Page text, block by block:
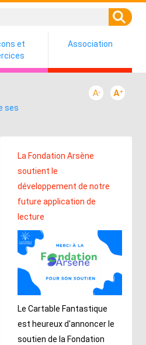
et
Association
ses
La Fondation Arsène
soutient le
développement de notre
future application de
lecture
Le Cartable Fantastique
est heureux d'annoncer le
soutien de la Fondation